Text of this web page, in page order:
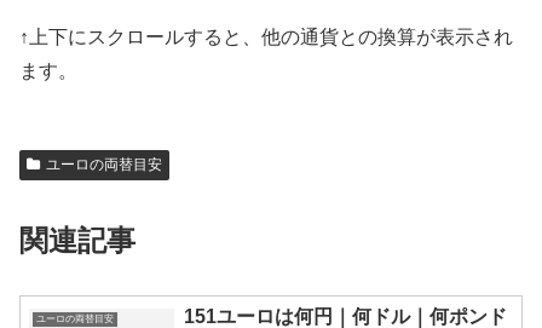
↑上下にスクロールすると、他の通貨との換算が表示され
ます。
ユーロの両替目安
関連記事
ユーロの両替目安 151ユーロは何円｜何ドル｜何ポンド